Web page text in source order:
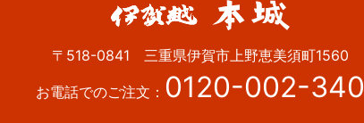
〒518-0841 三重県伊賀市上野恵美須町1560
お電話でのご注文： 0120-002-340